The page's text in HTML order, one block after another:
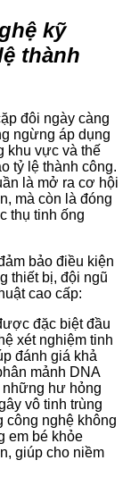
kỹ
thành
đôi ngày càng
ngừng áp dụng
khu vực và thế
tỷ lệ thành công.
là mở ra cơ hội
mà còn là đóng
thụ tinh ống
bảo điều kiện
thiết bị, đội ngũ
cao cấp:
đặc biệt đầu
xét nghiệm tinh
đánh giá khả
mảnh DNA
những hư hỏng
vô tinh trùng
nghệ không
em bé khỏe
giúp cho niềm